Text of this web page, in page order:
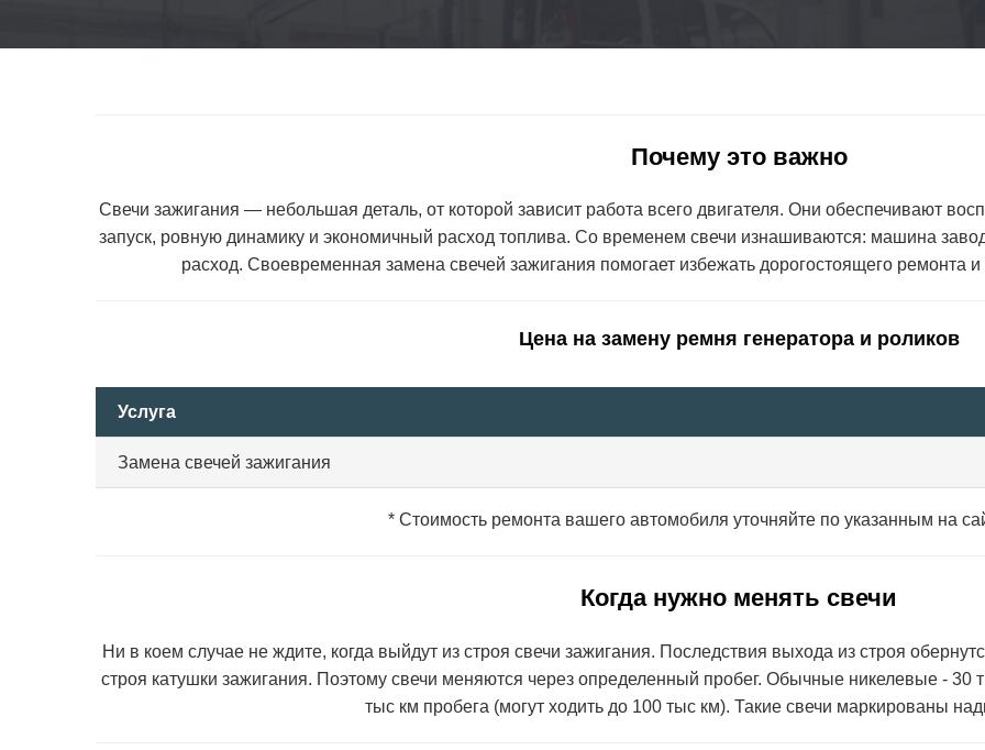
Почему это важно
Свечи зажигания — небольшая деталь, от которой зависит работа всего двигателя. Они обеспечивают
запуск, ровную динамику и экономичный расход топлива. Со временем свечи изнашиваются: машина
расход. Своевременная замена свечей зажигания помогает избежать дорогостоящего ремонта
Цена на замену ремня генератора и роликов
Услуга
Замена свечей зажигания
* Стоимость ремонта вашего автомобиля уточняйте по указанным на
Когда нужно менять свечи
Ни в коем случае не ждите, когда выйдут из строя свечи зажигания. Последствия выхода из строя
строя катушки зажигания. Поэтому свечи меняются через определенный пробег. Обычные никелевые -
тыс км пробега (могут ходить до 100 тыс км). Такие свечи маркированы